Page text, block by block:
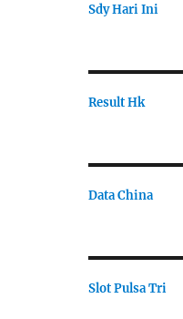
Sdy Hari Ini
Result Hk
Data China
Slot Pulsa Tri